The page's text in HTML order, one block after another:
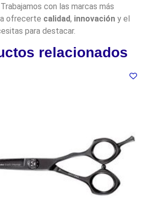
con las marcas más
ofrecerte calidad, innovación y el
para destacar.
relacionados